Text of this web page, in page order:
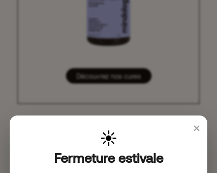
Découvrez nos cures
Conseil n°6 : Créez-vous une
×
☀️
Fermeture estivale